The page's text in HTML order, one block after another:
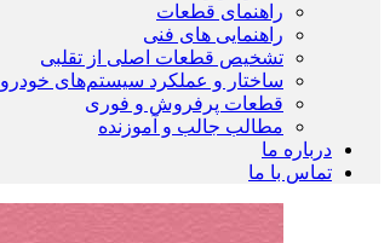
راهنمای قطعات
راهنمایی های فنی
تشخیص قطعات اصلی از تقلبی
ساختار و عملکرد سیستم‌های خودرو
قطعات پرفروش و فوری
مطالب جالب و آموزنده
درباره ما
تماس با ما